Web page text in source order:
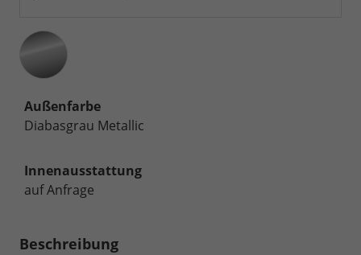
Außenfarbe
Diabasgrau Metallic
Innenausstattung
auf Anfrage
Beschreibung